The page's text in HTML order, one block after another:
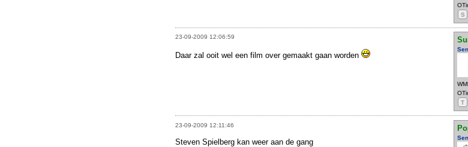
S
23-09-2009 12:06:59
T
Daar zal ooit wel een film over gemaakt gaan worden
23-09-2009 12:11:46
Steven Spielberg kan weer aan de gang